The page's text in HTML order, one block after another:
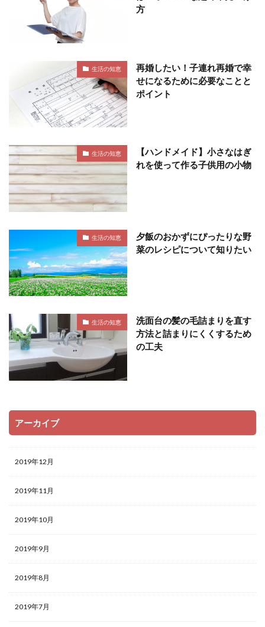
方
生活の知恵
再婚したい！子連れ再婚で幸
せになるために必要なことと
ポイント
生活の知恵
【ハンドメイド】小さなはぎ
れを使って作る子供用の小物
生活の知恵
夕飯のおかずにぴったりな野
菜のレシピについて知りたい
生活の知恵
洗面台の髪の毛詰まりを直す
方法と詰まりにくくするため
の工夫
アーカイブ
2019年12月
2019年11月
2019年10月
2019年9月
2019年8月
2019年7月